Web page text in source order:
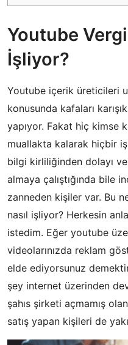
Youtube
İşliyor?
Youtube içerik üreticileri
konusunda kafaları
yapıyor. Fakat hiç kimse
muallakta kalarak hiçbir
bilgi kirliliğinden dolayı
almaya çalıştığında bile
zanneden kişiler var. Bu
nasıl işliyor? Herkesin
istedim. Eğer youtube
videolarınızda reklam
elde ediyorsunuz
şey internet üzerinden
şahıs şirketi açmamış
satış yapan kişileri de